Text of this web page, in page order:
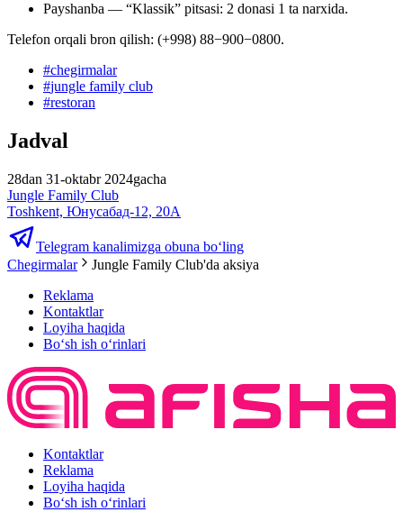
Payshanba — “Klassik” pitsasi: 2 donasi 1 ta narxida.
Telefon orqali bron qilish: (+998) 88−900−0800.
#chegirmalar
#jungle family club
#restoran
Jadval
28dan 31-oktabr 2024gacha
Jungle Family Club
Toshkent, Юнусабад-12, 20A
Telegram kanalimizga obuna bo‘ling
Chegirmalar
Jungle Family Club'da aksiya
Reklama
Kontaktlar
Loyiha haqida
Bo‘sh ish o‘rinlari
Kontaktlar
Reklama
Loyiha haqida
Bo‘sh ish o‘rinlari